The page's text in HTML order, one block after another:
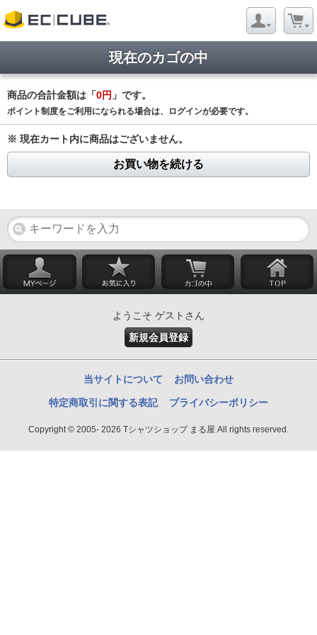
現在のカゴの中
商品の合計金額は「0円 」です。
ポイント制度をご利用になられる場合は、ログインが必要です。
※ 現在カート内に商品はございません。
お買い物を続ける
ようこそ ゲストさん
新規会員登録
当サイトについて お問い合わせ
特定商取引に関する表記 プライバシーポリシー
Copyright © 2005- 2026 Tシャツショップ まる屋 All rights reserved.